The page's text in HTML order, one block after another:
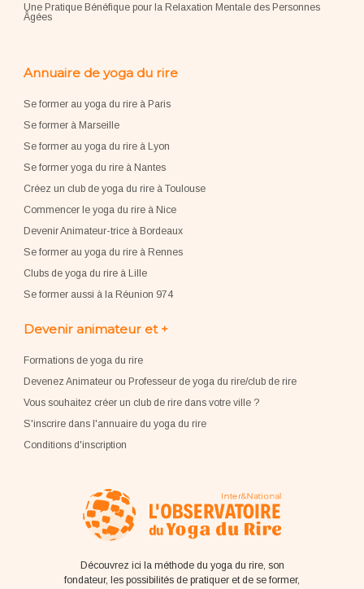
Une Pratique Bénéfique pour la Relaxation Mentale des Personnes
Âgées
Annuaire de yoga du rire
Se former au yoga du rire à Paris
Se former à Marseille
Se former au yoga du rire à Lyon
Se former yoga du rire à Nantes
Créez un club de yoga du rire à Toulouse
Commencer le yoga du rire à Nice
Devenir Animateur-trice à Bordeaux
Se former au yoga du rire à Rennes
Clubs de yoga du rire à Lille
Se former aussi à la Réunion 974
Devenir animateur et +
Formations de yoga du rire
Devenez Animateur ou Professeur de yoga du rire/club de rire
Vous souhaitez créer un club de rire dans votre ville ?
S'inscrire dans l'annuaire du yoga du rire
Conditions d'inscription
Découvrez ici la méthode du yoga du rire, son
fondateur, les possibilités de pratiquer et de se former,